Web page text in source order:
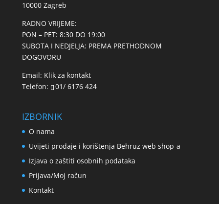
10000 Zagreb
RADNO VRIJEME:
PON – PET: 8:30 DO 19:00
SUBOTA I NEDJELJA: PREMA PRETHODNOM
DOGOVORU
Email: Klik za kontakt
Telefon:
01/ 6176 424
IZBORNIK
O nama
Uvijeti prodaje i korištenja Behruz web shop-a
Izjava o zaštiti osobnih podataka
Prijava/Moj račun
Kontakt